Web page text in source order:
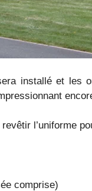
installé et les
l’uniforme
comprise)